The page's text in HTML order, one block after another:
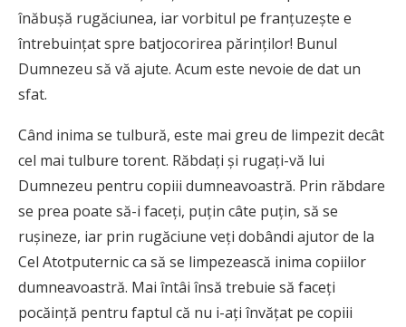
înăbuşă rugăciunea, iar vorbitul pe franţuzeşte e
întrebuinţat spre batjocorirea părinţilor! Bunul
Dumnezeu să vă ajute. Acum este nevoie de dat un
sfat.
Când inima se tulbură, este mai greu de limpezit decât
cel mai tulbure torent. Răbdaţi şi rugaţi-vă lui
Dumnezeu pentru copiii dumneavoastră. Prin răbdare
se prea poate să-i faceţi, puţin câte puţin, să se
ruşineze, iar prin rugăciune veţi dobândi ajutor de la
Cel Atotputernic ca să se limpezească inima copiilor
dumneavoastră. Mai întâi însă trebuie să faceţi
pocăinţă pentru faptul că nu i-aţi învăţat pe copiii